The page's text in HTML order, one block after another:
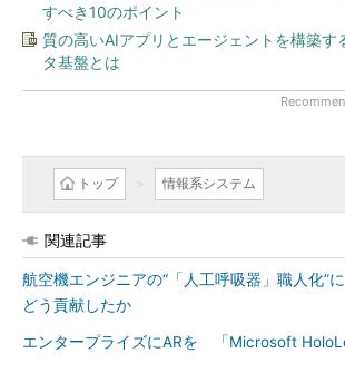
すべき10のポイント
質の高いAIアプリとエージェントを構築す
タ基盤とは
トップ 情報系システム
関連記事
航空機エンジニアの“「人工呼吸器」職人化”
どう貢献したか
エンタープライズにARを 「Microsoft